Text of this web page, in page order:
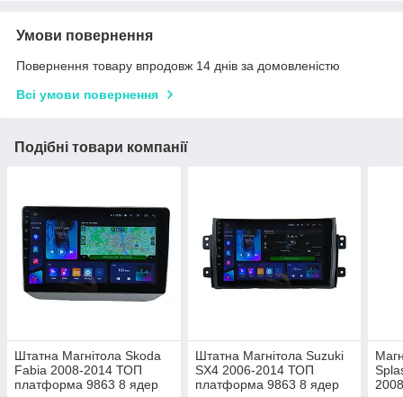
Умови повернення
Повернення товару впродовж 14 днів за домовленістю
Всі умови повернення
Подібні товари компанії
Штатна Магнітола Skoda
Fabia 2008-2014 ТОП
платформа 9863 8 ядер
Штатна Магнітола Suzuki
SX4 2006-2014 ТОП
платформа 9863 8 ядер